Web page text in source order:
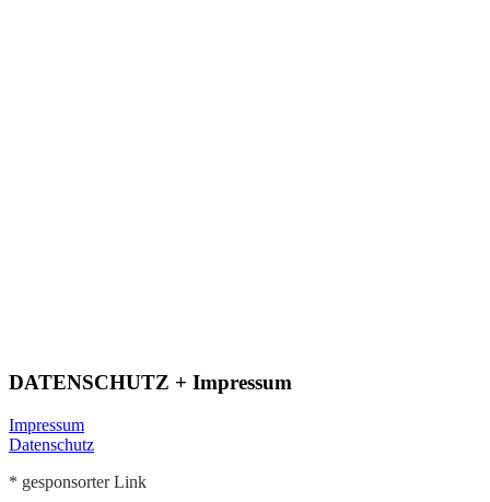
DATENSCHUTZ + Impressum
Impressum
Datenschutz
* gesponsorter Link